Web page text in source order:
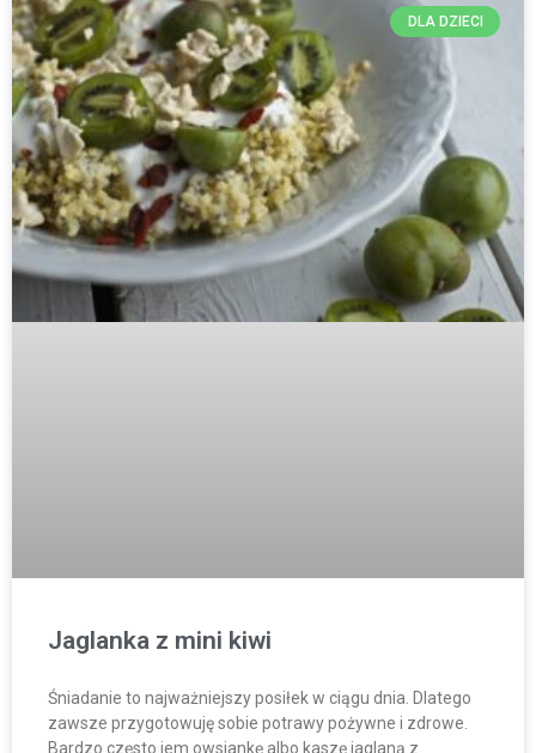
DLA DZIECI
Jaglanka z mini kiwi
Śniadanie to najważniejszy posiłek w ciągu dnia. Dlatego
zawsze przygotowuję sobie potrawy pożywne i zdrowe.
Bardzo często jem owsiankę albo kaszę jaglaną z